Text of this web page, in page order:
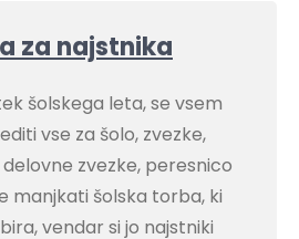
za najstnika
šolskega leta, se vsem
vse za šolo, zvezke,
zvezke, peresnico
manjkati šolska torba, ki
vendar si jo najstniki